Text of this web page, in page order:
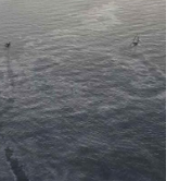
ไลฟ์สไตล์
สังคมออนไลน์
พระดอทกะฉ่อน